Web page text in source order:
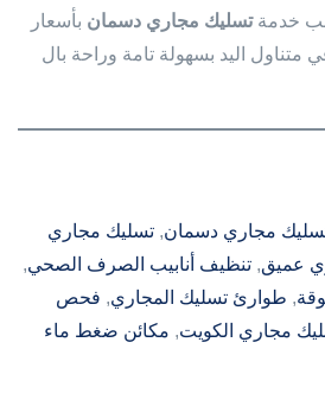
خدمةتسليك مجاري دسمان بأسعار
متناول اليد بسهولة تامة وراحة بال
مجاري دسمان, تسليك مجاري
عميق, تنظيف أنابيب الصرف الصحي,
, طوارئ تسليك المجاري, فحص
مجاري الكويت, مكائن ضغط ماء